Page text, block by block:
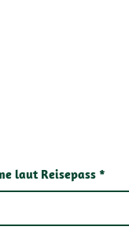
laut Reisepass *